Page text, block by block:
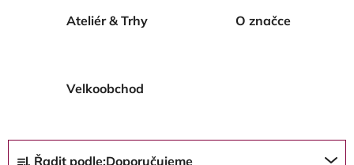
Ateliér & Trhy O značce
Velkoobchod
Řadit podle:Doporučujeme